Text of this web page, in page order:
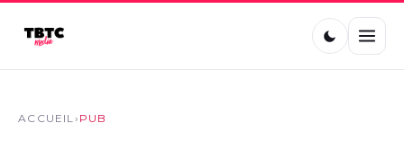
ACCUEIL› PUB